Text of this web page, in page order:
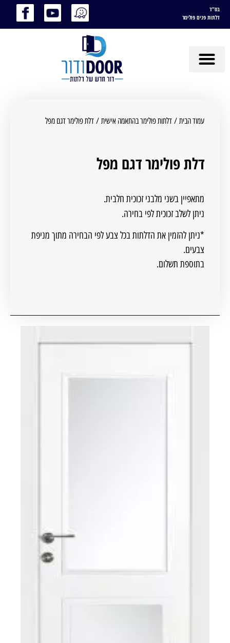
בס"ד
דלתות פנים פולימר
עמוד הבית / דלתות פולימר בהתאמה אישית / דלת פולימר דגם מפל
דלת פולימר דגם מפל
מתאפיין בשני מלבני זכוכית חלבית.
ניתן לשלב זכוכית לפי בחירה.
*ניתן להזמין את הדלתות בכל צבע לפי הבחירה מתוך מניפת
צבעים.
בתוספת תשלום.